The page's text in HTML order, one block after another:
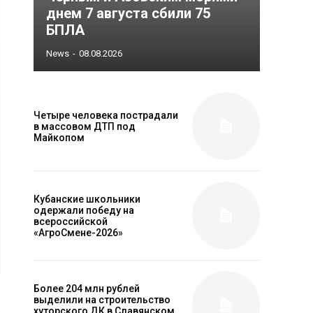
днем 7 августа сбили 75
БПЛА
News - 08.08.2026
Четыре человека пострадали
в массовом ДТП под
Майкопом
Кубанские школьники
одержали победу на
всероссийской
«АгроСмене-2026»
Более 204 млн рублей
выделили на строительство